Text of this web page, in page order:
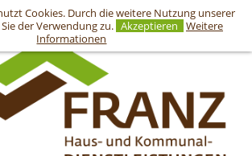
Cookies. Durch die weitere Nutzung unserer
der Verwendung zu. Akzeptieren
Weitere
Informationen